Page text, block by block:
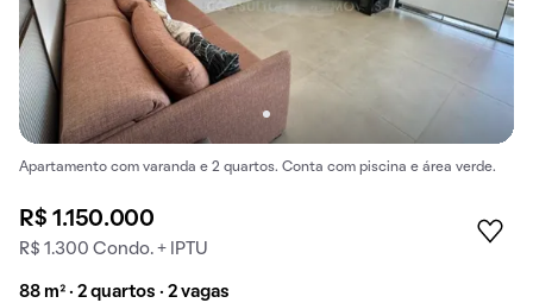
Apartamento com varanda e 2 quartos. Conta com piscina e área verde.
R$ 1.150.000
R$ 1.300 Condo. + IPTU
88 m² · 2 quartos · 2 vagas